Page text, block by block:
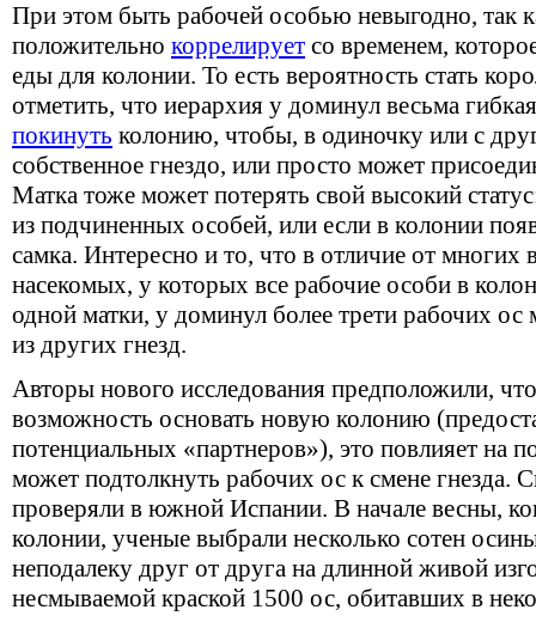
При этом быть рабочей особью невыгодно, так
положительно коррелирует со временем,
еды для колонии. То есть вероятность стать
отметить, что иерархия у доминул весьма
покинуть колонию, чтобы, в одиночку или с
собственное гнездо, или просто может
Матка тоже может потерять свой высокий
из подчиненных особей, или если в колонии
самка. Интересно и то, что в отличие от
насекомых, у которых все рабочие особи в
одной матки, у доминул более трети рабочих
из других гнезд.
Авторы нового исследования предположили,
возможность основать новую колонию
потенциальных «партнеров»), это повлияет на
может подтолкнуть рабочих ос к смене гнезда.
проверяли в южной Испании. В начале весны,
колонии, ученые выбрали несколько сотен
неподалеку друг от друга на длинной живой
несмываемой краской 1500 ос, обитавших в